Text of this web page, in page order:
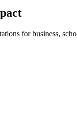
for business,